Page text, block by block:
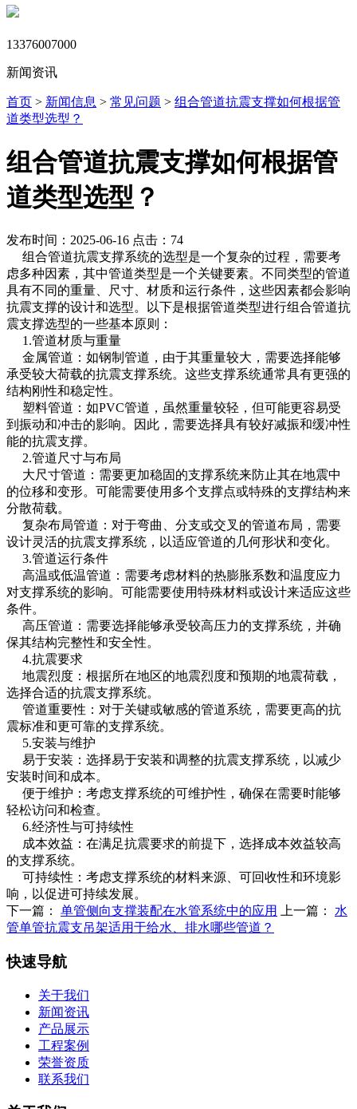
13376007000
新闻资讯
首页 > 新闻信息 > 常见问题 > 组合管道抗震支撑如何根据管
道类型选型？
组合管道抗震支撑如何根据管
道类型选型？
发布时间：2025-06-16 点击：74
组合管道抗震支撑系统的选型是一个复杂的过程，需要考
虑多种因素，其中管道类型是一个关键要素。不同类型的管道
具有不同的重量、尺寸、材质和运行条件，这些因素都会影响
抗震支撑的设计和选型。以下是根据管道类型进行组合管道抗
震支撑选型的一些基本原则：
1.管道材质与重量
金属管道：如钢制管道，由于其重量较大，需要选择能够
承受较大荷载的抗震支撑系统。这些支撑系统通常具有更强的
结构刚性和稳定性。
塑料管道：如PVC管道，虽然重量较轻，但可能更容易受
到振动和冲击的影响。因此，需要选择具有较好减振和缓冲性
能的抗震支撑。
2.管道尺寸与布局
大尺寸管道：需要更加稳固的支撑系统来防止其在地震中
的位移和变形。可能需要使用多个支撑点或特殊的支撑结构来
分散荷载。
复杂布局管道：对于弯曲、分支或交叉的管道布局，需要
设计灵活的抗震支撑系统，以适应管道的几何形状和变化。
3.管道运行条件
高温或低温管道：需要考虑材料的热膨胀系数和温度应力
对支撑系统的影响。可能需要使用特殊材料或设计来适应这些
条件。
高压管道：需要选择能够承受较高压力的支撑系统，并确
保其结构完整性和安全性。
4.抗震要求
地震烈度：根据所在地区的地震烈度和预期的地震荷载，
选择合适的抗震支撑系统。
管道重要性：对于关键或敏感的管道系统，需要更高的抗
震标准和更可靠的支撑系统。
5.安装与维护
易于安装：选择易于安装和调整的抗震支撑系统，以减少
安装时间和成本。
便于维护：考虑支撑系统的可维护性，确保在需要时能够
轻松访问和检查。
6.经济性与可持续性
成本效益：在满足抗震要求的前提下，选择成本效益较高
的支撑系统。
可持续性：考虑支撑系统的材料来源、可回收性和环境影
响，以促进可持续发展。
下一篇： 单管侧向支撑装配在水管系统中的应用 上一篇： 水
管单管抗震支吊架适用于给水、排水哪些管道？
快速导航
关于我们
新闻资讯
产品展示
工程案例
荣誉资质
联系我们